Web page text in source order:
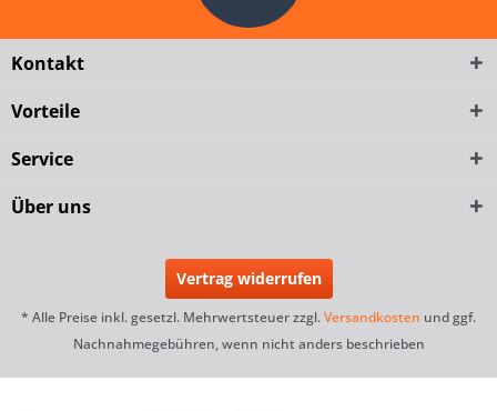
Kontakt
Vorteile
Service
Über uns
Vertrag widerrufen
* Alle Preise inkl. gesetzl. Mehrwertsteuer zzgl.Versandkosten und ggf.
Nachnahmegebühren, wenn nicht anders beschrieben